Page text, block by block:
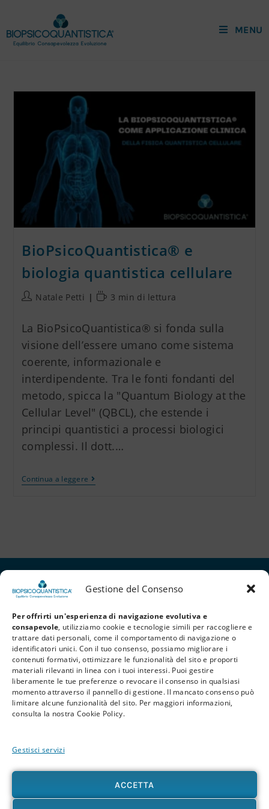
Gestione del Consenso
Per offrirti un'esperienza di navigazione evolutiva e
consapevole, utilizziamo cookie e tecnologie simili per raccogliere e
trattare dati personali, come il comportamento di navigazione o
identificatori unici. Con il tuo consenso, possiamo migliorare i
contenuti formativi, ottimizzare le funzionalità del sito e proporti
materiali rilevanti in linea con i tuoi interessi. Puoi gestire
liberamente le tue preferenze o revocare il consenso in qualsiasi
momento attraverso il pannello di gestione. Il mancato consenso può
limitare alcune funzionalità del sito. Per maggiori informazioni,
consulta la nostra Cookie Policy.
Gestisci servizi
ACCETTA
MENU
BioPsicoQuantistica® e
biologia quantistica cellulare
Natale Petti 3 min di lettura
La BioPsicoQuantistica® si fonda sulla
visione dell’essere umano come sistema
coerente, informazionale e
interdipendente. Tra le fonti fondanti del
metodo, spicca la "Quantum Biology at the
Cellular Level" (QBCL), che estende i
principi quantistici a processi biologici
complessi. Il dott.…
Continua a leggere
Privacy Policy Cookie Policy Termini e Condizioni
© 2026 BioPsicoQuantistica® – Tutti i diritti riservati. Powered byAthena
Company
divulgativi associati alla BioPsicoQuantistica®, non sostituiscono in alcun modo
consulenze, diagnosi o trattamenti medici e psicologici. In presenza di patologie o disturbi
di qualunque natura – fisica, psicologica o emotiva – si raccomanda sempre di rivolgersi al